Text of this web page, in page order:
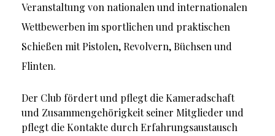
Veranstaltung von nationalen und internationalen
Wettbewerben im sportlichen und praktischen
Schießen mit Pistolen, Revolvern, Büchsen und
Flinten.
Der Club fördert und pflegt die Kameradschaft
und Zusammengehörigkeit seiner Mitglieder und
pflegt die Kontakte durch Erfahrungsaustausch